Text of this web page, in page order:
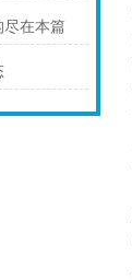
尽在本篇